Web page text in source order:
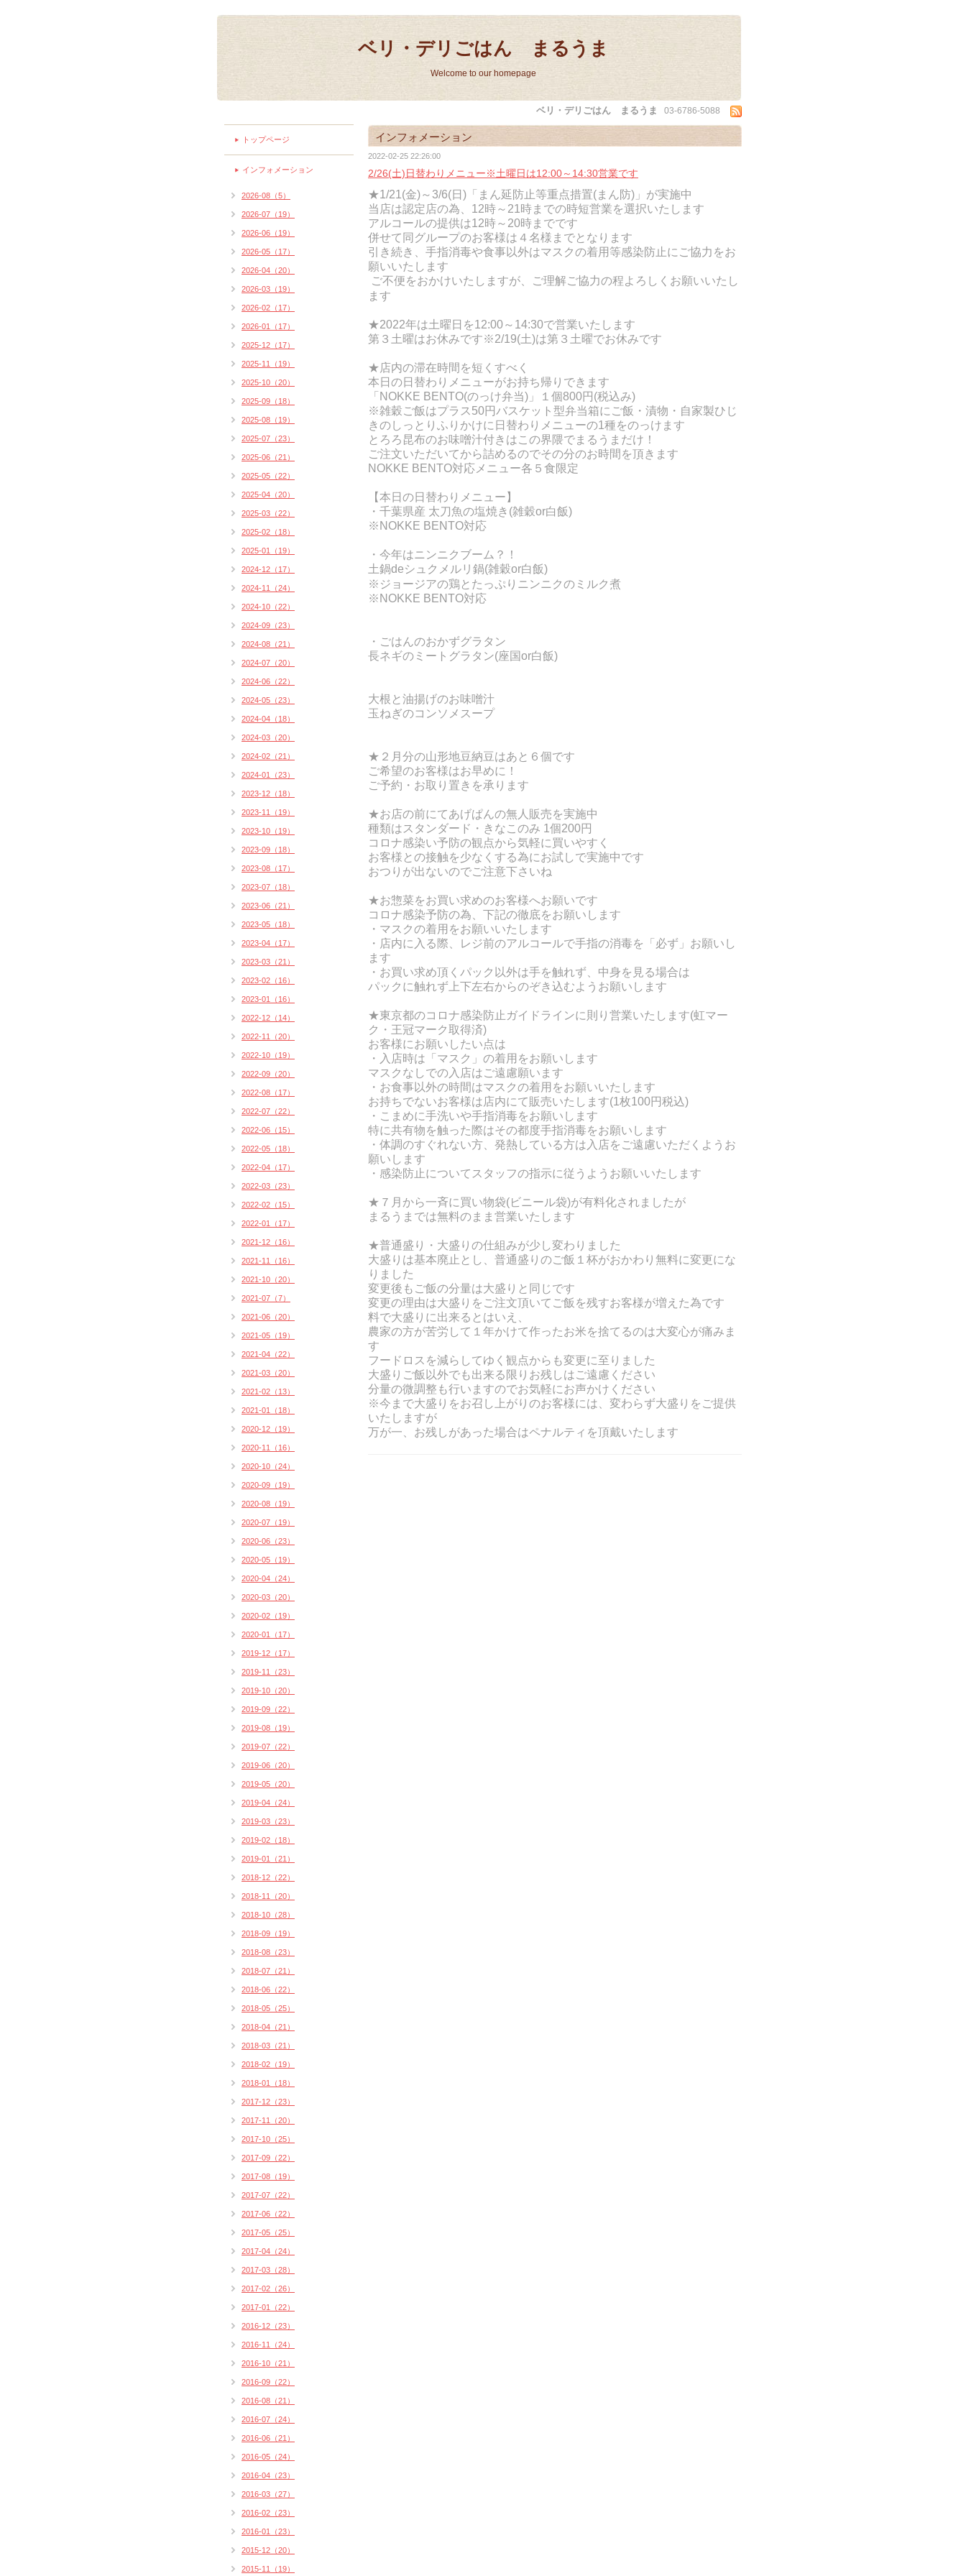
ベリ・デリごはん まるうま
Welcome to our homepage
ベリ・デリごはん まるうま 03-6786-5088
インフォメーション
2022-02-25 22:26:00
2/26(土)日替わりメニュー※土曜日は12:00～14:30営業です
★1/21(金)～3/6(日)「まん延防止等重点措置(まん防)」が実施中
当店は認定店の為、12時～21時までの時短営業を選択いたします
アルコールの提供は12時～20時までです
併せて同グループのお客様は４名様までとなります
引き続き、手指消毒や食事以外はマスクの着用等感染防止にご協力をお
願いいたします
ご不便をおかけいたしますが、ご理解ご協力の程よろしくお願いいたし
ます
★2022年は土曜日を12:00～14:30で営業いたします
第３土曜はお休みです※2/19(土)は第３土曜でお休みです
★店内の滞在時間を短くすべく
本日の日替わりメニューがお持ち帰りできます
「NOKKE BENTO(のっけ弁当)」１個800円(税込み)
※雑穀ご飯はプラス50円バスケット型弁当箱にご飯・漬物・自家製ひじ
きのしっとりふりかけに 日替わりメニューの1種をのっけます
とろろ昆布のお味噌汁付きはこの界隈でまるうまだけ！
ご注文いただいてから詰めるのでその分のお時間を頂きます
NOKKE BENTO対応メニュー各５食限定
【本日の日替わりメニュー】
・千葉県産 太刀魚の塩焼き (雑穀or白飯)
※NOKKE BENTO対応
・今年はニンニクブーム？！
土鍋deシュクメルリ鍋(雑穀or白飯)
※ジョージアの鶏とたっぷりニンニクのミルク煮
※NOKKE BENTO対応
・ごはんのおかずグラタン
長ネギのミートグラタン(座国or白飯)
大根と油揚げのお味噌汁
玉ねぎのコンソメスープ
★２月分の山形地豆納豆はあと６個です
ご希望のお客様はお早めに！
ご予約・お取り置きを承ります
★お店の前にてあげぱんの無人販売を実施中
種類はスタンダード・きなこのみ 1個200円
コロナ感染い予防の観点から気軽に買いやすく
お客様との接触を少なくする為にお試しで実施中です
おつりが出ないのでご注意下さいね
★お惣菜をお買い求めのお客様へお願いです
コロナ感染予防の為、下記の徹底をお願いします
・マスクの着用をお願いいたします
・店内に入る際、レジ前のアルコールで手指の消毒を「必ず」お願いし
ます
・お買い求め頂くパック以外は手を触れず、 中身を見る場合は
パックに触れず上下左右からのぞき込むようお願いします
★東京都のコロナ感染防止ガイドラインに則り営業いたします(虹マー
ク・王冠マーク取得済)
お客様にお願いしたい点は
・入店時は「マスク」の着用をお願いします
マスクなしでの入店はご遠慮願います
・お食事以外の時間はマスクの着用をお願いいたします
お持ちでないお客様は店内にて販売いたします(1枚100円税込)
・こまめに手洗いや手指消毒をお願いします
特に共有物を触った際はその都度手指消毒をお願いします
・体調のすぐれない方、発熱している方は入店をご遠慮いただくようお
願いします
・感染防止についてスタッフの指示に従うようお願いいたします
★７月から一斉に買い物袋(ビニール袋)が有料化されましたが
まるうまでは無料のまま営業いたします
★普通盛り・大盛りの仕組みが少し変わりました
大盛りは基本廃止とし、普通盛りのご飯１杯がおかわり無料に変更にな
りました
変更後もご飯の分量は大盛りと同じです
変更の理由は大盛りをご注文頂いてご飯を残すお客様が増えた為です
料で大盛りに出来るとはいえ、
農家の方が苦労して１年かけて作ったお米を捨てるのは大変心が痛みま
す
フードロスを減らしてゆく観点からも変更に至りました
大盛りご飯以外でも出来る限りお残しはご遠慮ください
分量の微調整も行いますのでお気軽にお声かけください
※今まで大盛りをお召し上がりのお客様には、変わらず大盛りをご提供
いたしますが
万が一、お残しがあった場合はペナルティを頂戴いたします
トップページ
インフォメーション
2026-08（5）
2026-07（19）
2026-06（19）
2026-05（17）
2026-04（20）
2026-03（19）
2026-02（17）
2026-01（17）
2025-12（17）
2025-11（19）
2025-10（20）
2025-09（18）
2025-08（19）
2025-07（23）
2025-06（21）
2025-05（22）
2025-04（20）
2025-03（22）
2025-02（18）
2025-01（19）
2024-12（17）
2024-11（24）
2024-10（22）
2024-09（23）
2024-08（21）
2024-07（20）
2024-06（22）
2024-05（23）
2024-04（18）
2024-03（20）
2024-02（21）
2024-01（23）
2023-12（18）
2023-11（19）
2023-10（19）
2023-09（18）
2023-08（17）
2023-07（18）
2023-06（21）
2023-05（18）
2023-04（17）
2023-03（21）
2023-02（16）
2023-01（16）
2022-12（14）
2022-11（20）
2022-10（19）
2022-09（20）
2022-08（17）
2022-07（22）
2022-06（15）
2022-05（18）
2022-04（17）
2022-03（23）
2022-02（15）
2022-01（17）
2021-12（16）
2021-11（16）
2021-10（20）
2021-07（7）
2021-06（20）
2021-05（19）
2021-04（22）
2021-03（20）
2021-02（13）
2021-01（18）
2020-12（19）
2020-11（16）
2020-10（24）
2020-09（19）
2020-08（19）
2020-07（19）
2020-06（23）
2020-05（19）
2020-04（24）
2020-03（20）
2020-02（19）
2020-01（17）
2019-12（17）
2019-11（23）
2019-10（20）
2019-09（22）
2019-08（19）
2019-07（22）
2019-06（20）
2019-05（20）
2019-04（24）
2019-03（23）
2019-02（18）
2019-01（21）
2018-12（22）
2018-11（20）
2018-10（28）
2018-09（19）
2018-08（23）
2018-07（21）
2018-06（22）
2018-05（25）
2018-04（21）
2018-03（21）
2018-02（19）
2018-01（18）
2017-12（23）
2017-11（20）
2017-10（25）
2017-09（22）
2017-08（19）
2017-07（22）
2017-06（22）
2017-05（25）
2017-04（24）
2017-03（28）
2017-02（26）
2017-01（22）
2016-12（23）
2016-11（24）
2016-10（21）
2016-09（22）
2016-08（21）
2016-07（24）
2016-06（21）
2016-05（24）
2016-04（23）
2016-03（27）
2016-02（23）
2016-01（23）
2015-12（20）
2015-11（19）